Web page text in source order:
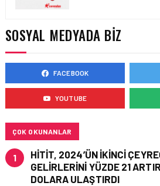
ALINIYOR?
HAVACILIK • 05
ÇELEBI
SOSYAL MEDYADA BIZ
FACEBOOK
YOUTUBE
ÇOK OKUNANLAR
1
HITIT, 2024’ÜN IKINCI
GELIRLERINI YÜZDE 21
DOLARA ULAŞTIRDI